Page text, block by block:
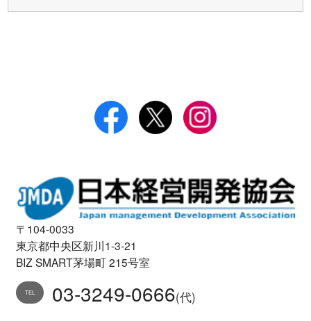
〒104-0033
東京都中央区新川1-3-21
BIZ SMART茅場町 215号室
TEL 03-3249-0666(代)